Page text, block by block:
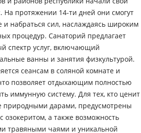
На протяжении 14-ти дней они смогут
и набраться сил, наслаждаясь широким
процедур. Санаторий предлагает
спектр услуг, включающий
ванны и занятия физкультурой.
сеансам в соляной комнате и
позволяет отдыхающим полностью
иммунную систему. Для тех, кто ценит
природными дарами, предусмотрены
озокеритом, а также возможность
травяными чаями и уникальной